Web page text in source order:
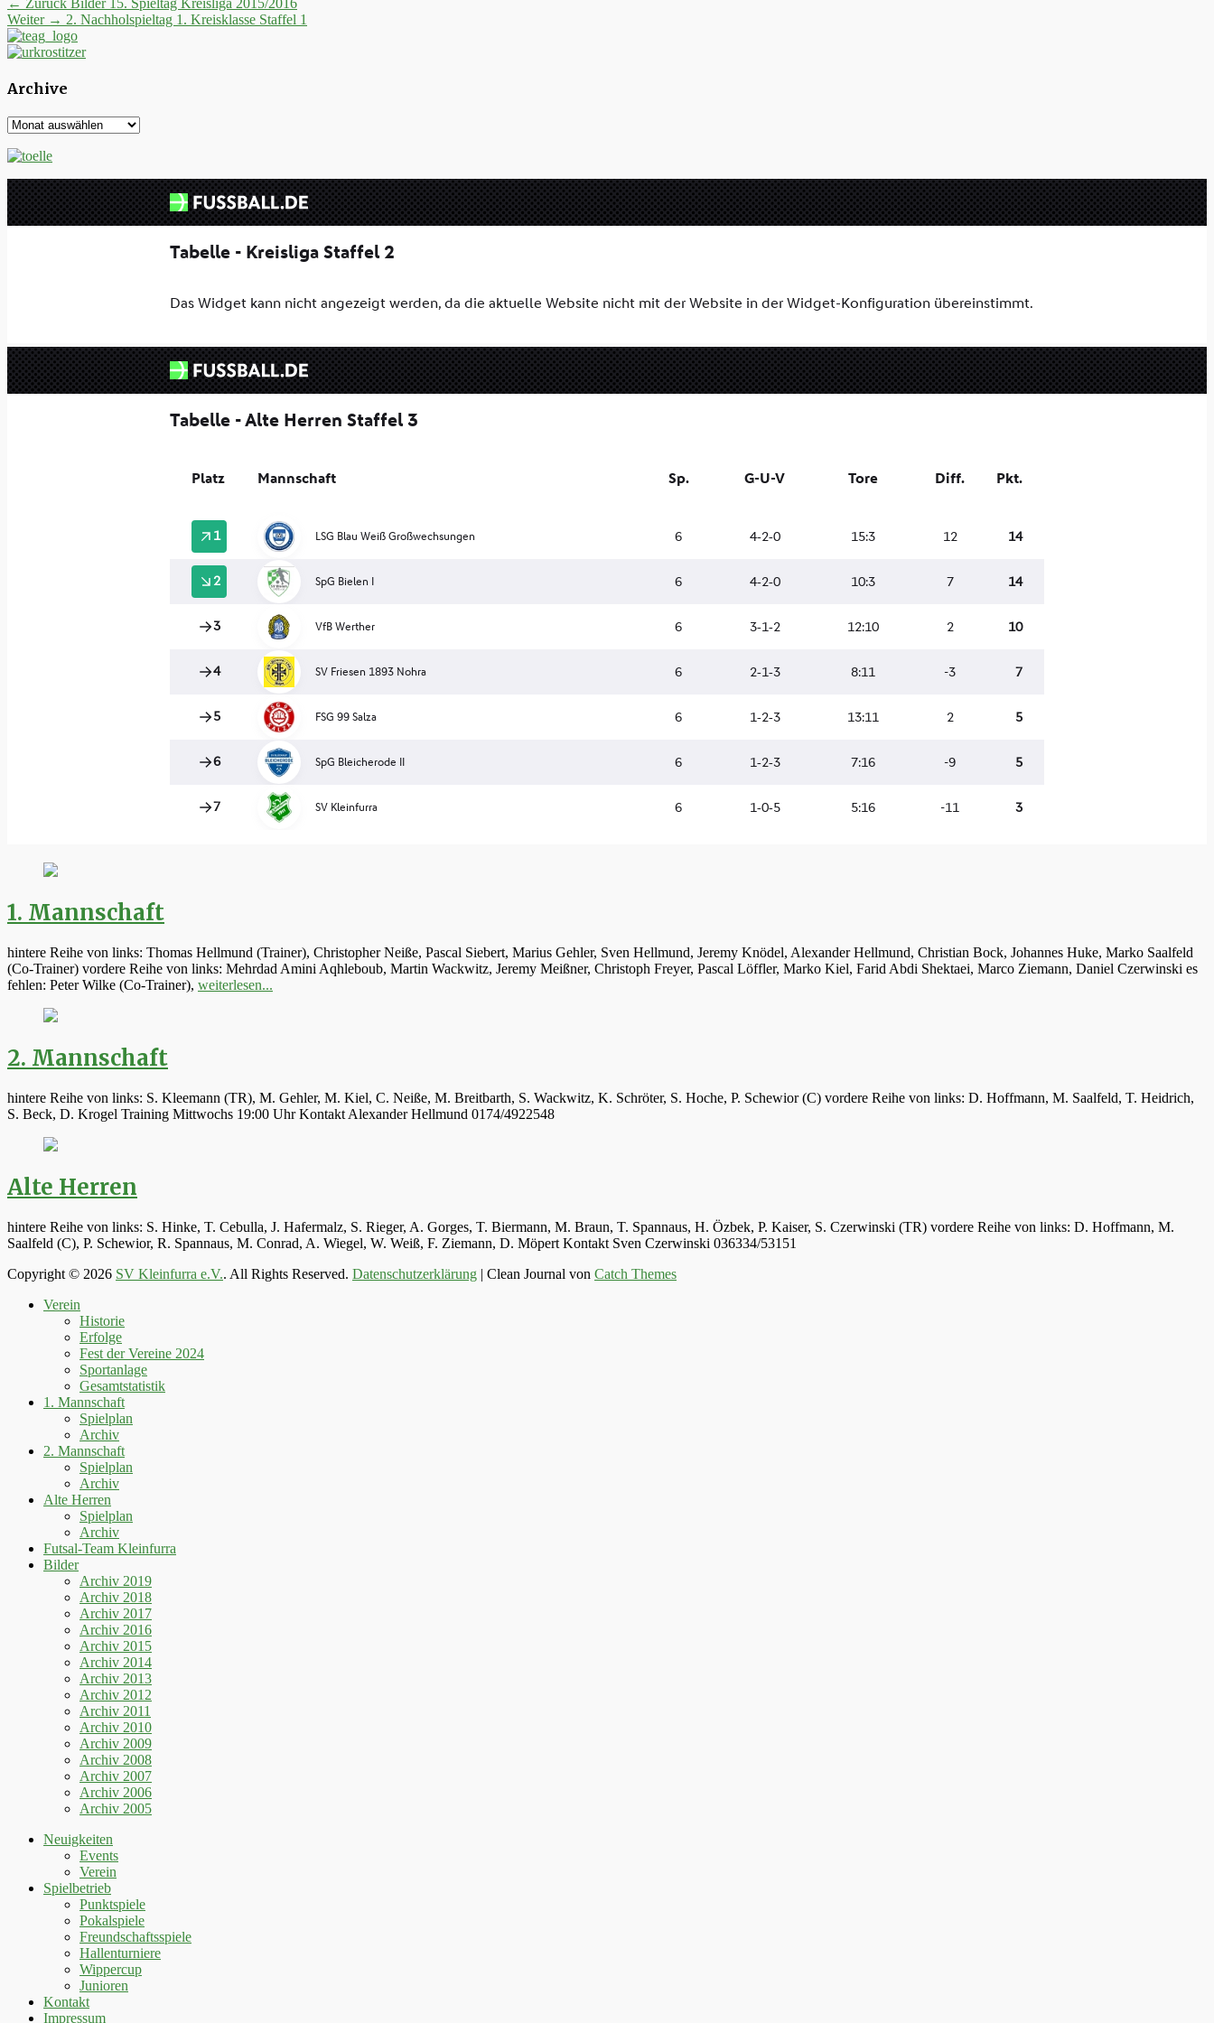
Beitrags-
Navigation
Beitrag:
Weiter → Nächster
Beitrag:
2. Nachholspieltag 1. Kreisklasse Staffel 1
Archive
Archive
1. Mannschaft
hintere Reihe von links: Thomas Hellmund (Trainer), Christopher Neiße, Pascal Siebert, Marius Gehler, Sven Hellmund, Jeremy Knödel, Alexander Hellmund, Christian Bock, Johannes Huke, Marko Saalfeld
(Co-Trainer) vordere Reihe von links: Mehrdad Amini Aqhleboub, Martin Wackwitz, Jeremy Meißner, Christoph Freyer, Pascal Löffler, Marko Kiel, Farid Abdi Shektaei, Marco Ziemann, Daniel Czerwinski es
fehlen: Peter Wilke (Co-Trainer), weiterlesen...
2. Mannschaft
hintere Reihe von links: S. Kleemann (TR), M. Gehler, M. Kiel, C. Neiße, M. Breitbarth, S. Wackwitz, K. Schröter, S. Hoche, P. Schewior (C) vordere Reihe von links: D. Hoffmann, M. Saalfeld, T. Heidrich,
S. Beck, D. Krogel Training Mittwochs 19:00 Uhr Kontakt Alexander Hellmund 0174/4922548
Alte Herren
hintere Reihe von links: S. Hinke, T. Cebulla, J. Hafermalz, S. Rieger, A. Gorges, T. Biermann, M. Braun, T. Spannaus, H. Özbek, P. Kaiser, S. Czerwinski (TR) vordere Reihe von links: D. Hoffmann, M.
Saalfeld (C), P. Schewior, R. Spannaus, M. Conrad, A. Wiegel, W. Weiß, F. Ziemann, D. Möpert Kontakt Sven Czerwinski 036334/53151
Copyright © 2026 SV Kleinfurra e.V.. All Rights Reserved. Datenschutzerklärung | Clean Journal von Catch Themes
scrollenVerein
Historie
Erfolge
Fest der Vereine 2024
Sportanlage
Gesamtstatistik
1. Mannschaft
Spielplan
Archiv
2. Mannschaft
Spielplan
Archiv
Alte Herren
Spielplan
Archiv
Futsal-Team Kleinfurra
Bilder
Archiv 2019
Archiv 2018
Archiv 2017
Archiv 2016
Archiv 2015
Archiv 2014
Archiv 2013
Archiv 2012
Archiv 2011
Archiv 2010
Archiv 2009
Archiv 2008
Archiv 2007
Archiv 2006
Archiv 2005
Neuigkeiten
Events
Verein
Spielbetrieb
Punktspiele
Pokalspiele
Freundschaftsspiele
Hallenturniere
Wippercup
Junioren
Kontakt
Impressum